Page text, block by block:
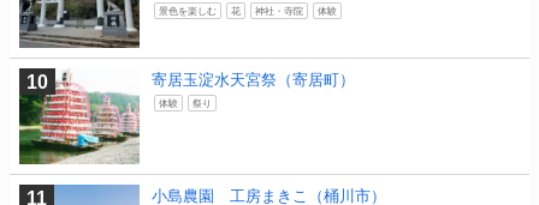
景色を楽しむ 花 神社・寺院 体験
寄居玉淀水天宮祭（寄居町）
体験 祭り
小島農園 工房まきこ（桶川市）